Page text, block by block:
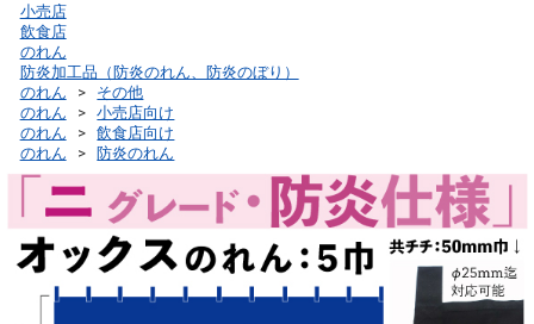
小売店
飲食店
のれん
防炎加工品（防炎のれん、防炎のぼり）
のれん
その他
のれん
小売店向け
のれん
飲食店向け
のれん
防炎のれん